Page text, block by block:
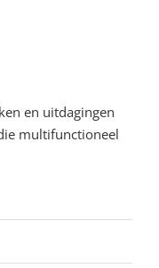
en uitdagingen
multifunctioneel